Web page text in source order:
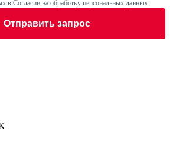
в Согласии на обработку персональных данных
Отправить запрос